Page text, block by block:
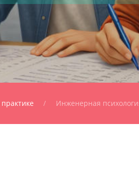
Инженерная